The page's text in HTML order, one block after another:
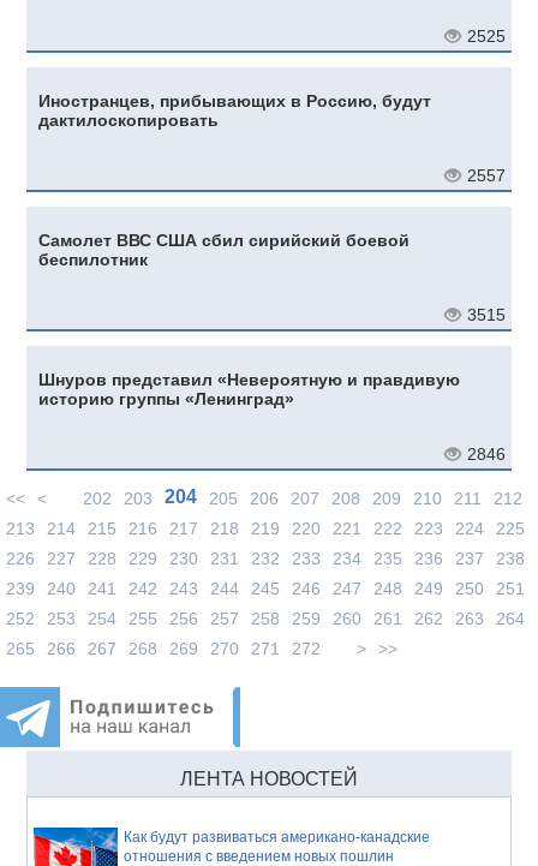
2525
Иностранцев, прибывающих в Россию, будут
дактилоскопировать
2557
Самолет ВВС США сбил сирийский боевой
беспилотник
3515
Шнуров представил «Невероятную и правдивую
историю группы «Ленинград»
2846
<< < 202 203 204 205 206 207 208 209 210 211
212
213
214 215 216 217 218 219 220 221 222 223 224
225
226
227 228 229 230 231 232 233 234 235 236 237
238
239
240 241 242 243 244 245 246 247 248 249 250
251
252
253 254 255 256 257 258 259 260 261 262 263
264
265
266 267 268 269 270 271 272 > >>
ЛЕНТА НОВОСТЕЙ
Как будут развиваться американо-канадские
отношения с введением новых пошлин